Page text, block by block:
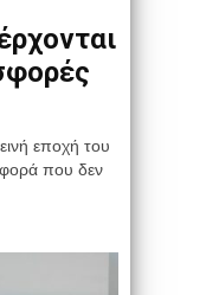
εποχή του
που δεν